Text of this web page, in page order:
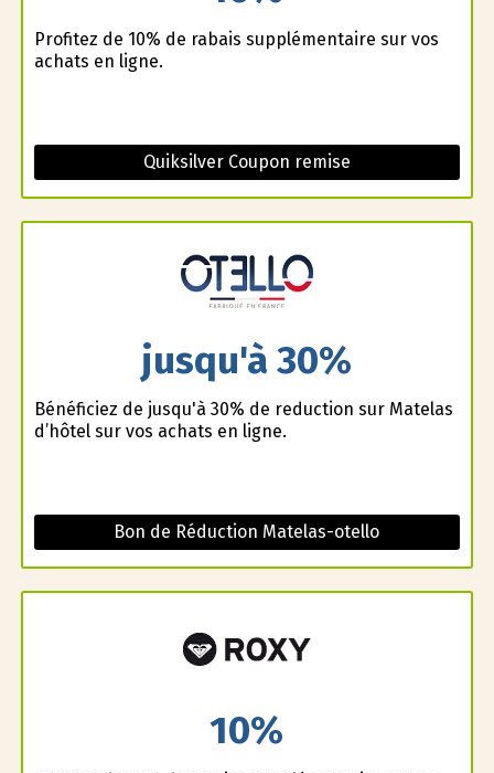
Profitez de 10% de rabais supplémentaire sur vos
achats en ligne.
Quiksilver Coupon remise
jusqu'à 30%
Bénéficiez de jusqu'à 30% de reduction sur Matelas
d’hôtel sur vos achats en ligne.
Bon de Réduction Matelas-otello
10%